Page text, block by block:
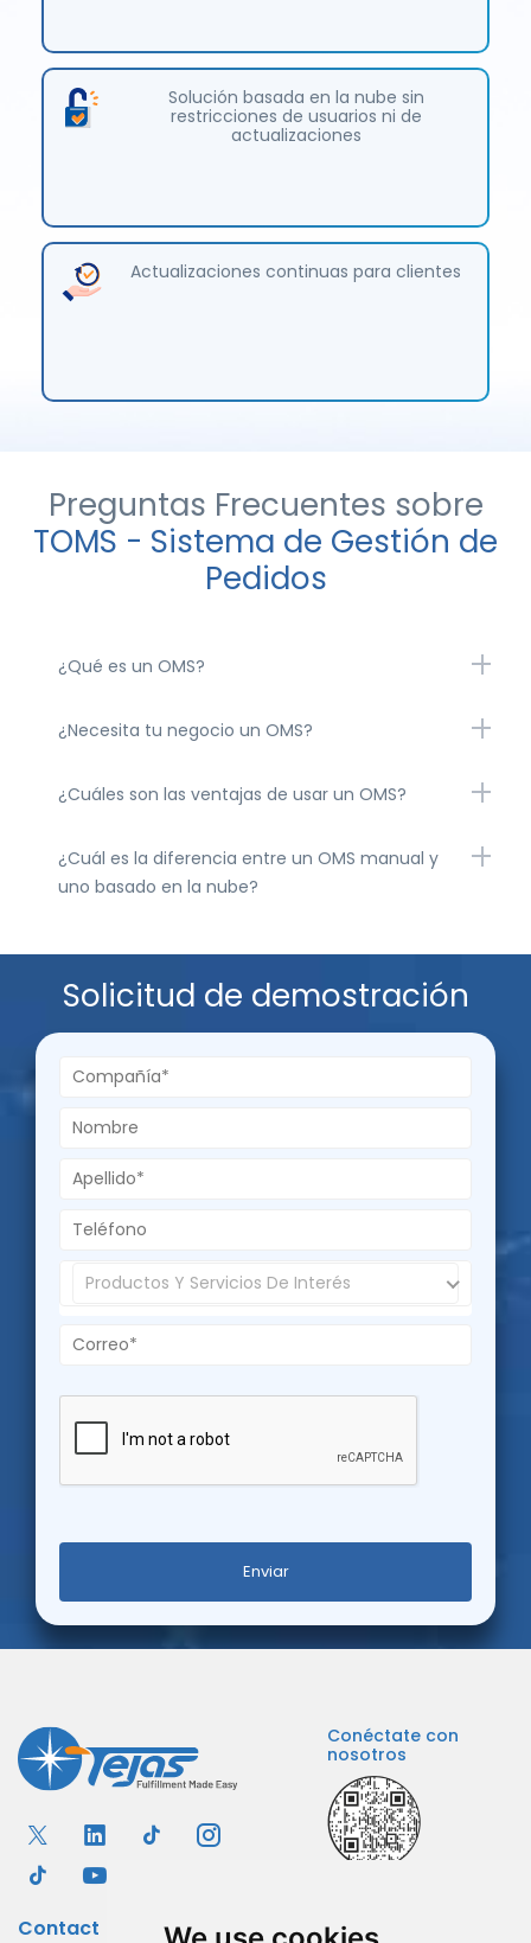
Solución basada en la nube sin
restricciones de usuarios ni de
actualizaciones
Actualizaciones continuas para clientes
Preguntas Frecuentes sobre
TOMS - Sistema de Gestión de
Pedidos
¿Qué es un OMS?
¿Necesita tu negocio un OMS?
¿Cuáles son las ventajas de usar un OMS?
¿Cuál es la diferencia entre un OMS manual y
uno basado en la nube?
Solicitud de demostración
Enviar
Conéctate con
nosotros
Contact